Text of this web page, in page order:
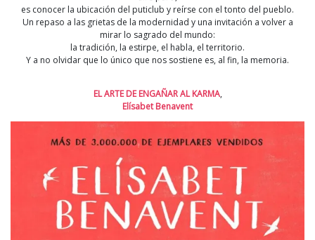
es conocer la ubicación del puticlub y reírse con el tonto del pueblo.
Un repaso a las grietas de la modernidad y una invitación a volver a
mirar lo sagrado del mundo:
la tradición, la estirpe, el habla, el territorio.
Y a no olvidar que lo único que nos sostiene es, al fin, la memoria.
EL ARTE DE ENGAÑAR AL KARMA,
Elísabet Benavent